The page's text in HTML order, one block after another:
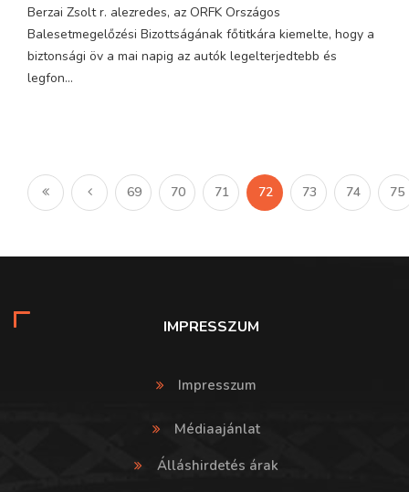
Berzai Zsolt r. alezredes, az ORFK Országos
Balesetmegelőzési Bizottságának főtitkára kiemelte, hogy a
biztonsági öv a mai napig az autók legelterjedtebb és
legfon...
69 70 71 72 73 74 75
IMPRESSZUM
Impresszum
Médiaajánlat
Álláshirdetés árak